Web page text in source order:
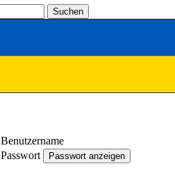
Suchen
Benutzername
Passwort
Passwort anzeigen